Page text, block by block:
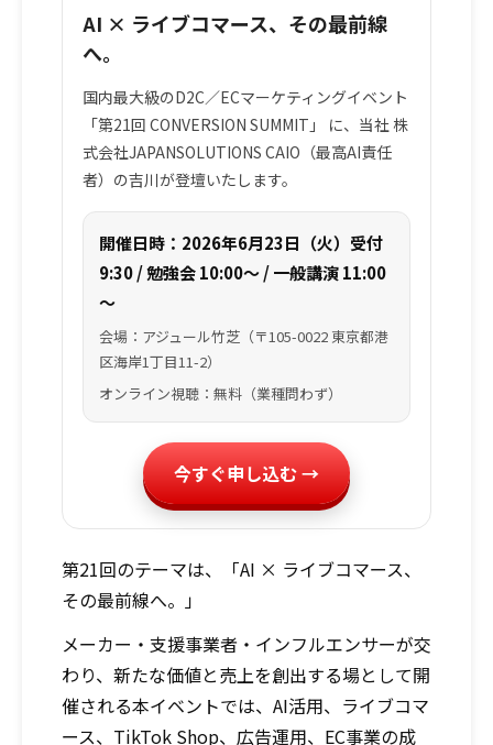
AI × ライブコマース、その最前線
へ。
国内最大級のD2C／ECマーケティングイベント
「第21回 CONVERSION SUMMIT」
に、当社 株
式会社JAPANSOLUTIONS CAIO（最高AI責任
者）の吉川が登壇いたします。
開催日時：2026年6月23日（火）受付
9:30 / 勉強会 10:00～ / 一般講演 11:00
～
会場：アジュール竹芝（〒105-0022 東京都港
区海岸1丁目11-2）
オンライン視聴：無料（業種問わず）
今すぐ申し込む →
第21回のテーマは、
「AI × ライブコマース、
その最前線へ。」
メーカー・支援事業者・インフルエンサーが交
わり、新たな価値と売上を創出する場として開
催される本イベントでは、AI活用、ライブコマ
ース、TikTok Shop、広告運用、EC事業の成